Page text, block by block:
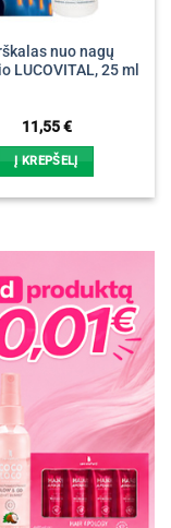
nuo nagų
LUCOVITAL, 25 ml
11,55€
Į KREPŠELĮ